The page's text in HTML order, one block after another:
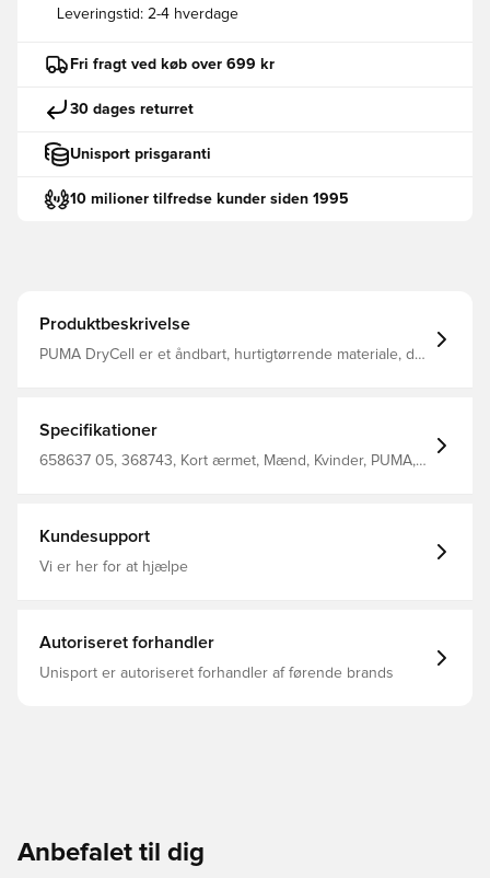
Leveringstid: 2-4 hverdage
Fri fragt ved køb over 699 kr
30 dages returret
Unisport prisgaranti
10 milioner tilfredse kunder siden 1995
Produktbeskrivelse
PUMA DryCell er et åndbart, hurtigtørrende materiale, der
Specifikationer
658637 05, 368743, Kort ærmet, Mænd, Kvinder, PUMA,
Kundesupport
Vi er her for at hjælpe
Autoriseret forhandler
Unisport er autoriseret forhandler af førende brands
Anbefalet til dig